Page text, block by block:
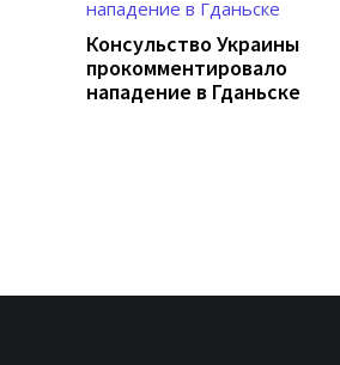
Консульство Украины
прокомментировало
нападение в Гданьске